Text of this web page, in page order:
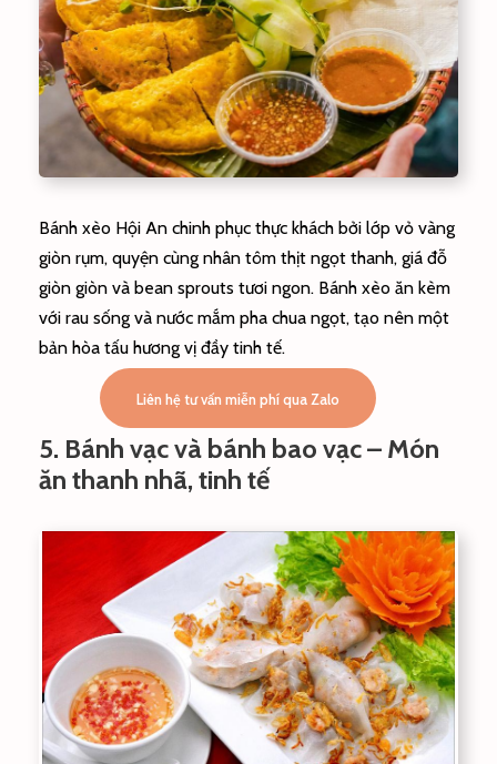
Bánh xèo Hội An chinh phục thực khách bởi lớp vỏ vàng
giòn rụm, quyện cùng nhân tôm thịt ngọt thanh, giá đỗ
giòn giòn và bean sprouts tươi ngon. Bánh xèo ăn kèm
với rau sống và nước mắm pha chua ngọt, tạo nên một
bản hòa tấu hương vị đầy tinh tế.
Liên hệ tư vấn miễn phí qua Zalo
5. Bánh vạc và bánh bao vạc – Món
ăn thanh nhã, tinh tế